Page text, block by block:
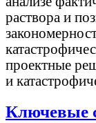
раствора и
проектные
и
Ключевые